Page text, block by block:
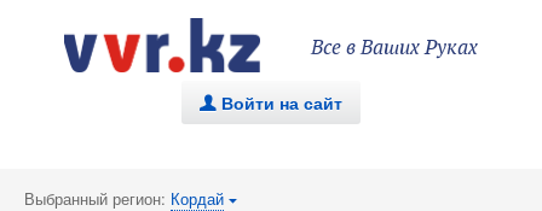
Все в Ваших Руках
. Войти на сайт
Выбранный регион: Кордай {